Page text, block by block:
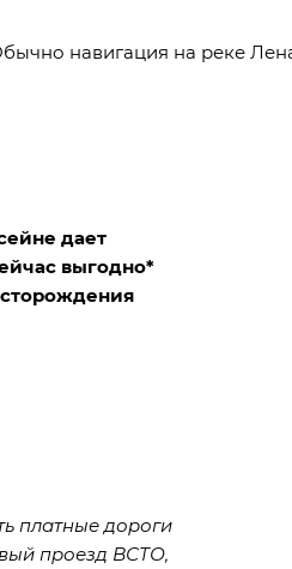
навигация на реке
дает
выгодно*
платные дороги
проезд ВСТО,